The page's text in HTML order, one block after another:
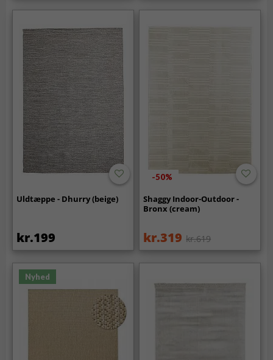
Uldtæppe - Dhurry (beige)
kr.199
-50%
Shaggy Indoor-Outdoor -
Bronx (cream)
kr.319 kr.619
Nyhed